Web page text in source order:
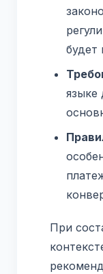
будет
языке
При